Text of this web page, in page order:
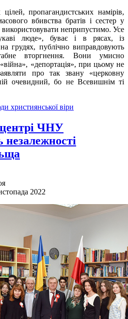
пропагандистських намірів,
вбивства братів і сестер у
неприпустимо. Усе
люде», буває і в рясах, із
грудях, публічно виправдовують
вторгнення. Вони умисно
«депортація», при цьому не
про так звану «церковну
очевидний, бо не Всевишнім ті
християнської віри
ЧНУ
незалежності
2022